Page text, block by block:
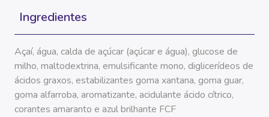
Ingredientes
açaí, água, calda de açúcar (açúcar e água), glucose de
milho, maltodextrina, emulsificante mono, diglicerídeos de
ácidos graxos, estabilizantes goma xantana, goma guar,
goma alfarroba, aromatizante, acidulante ácido cítrico,
corantes amaranto e azul brilhante FCF